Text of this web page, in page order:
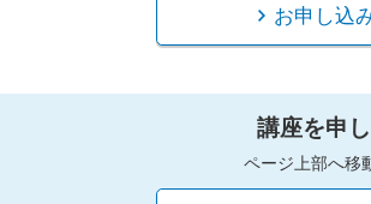
お申し込
講座を申
ページ上部へ移